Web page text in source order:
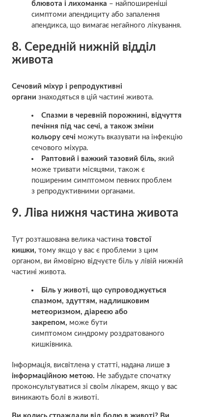
блювота і лихоманка – найпоширеніші
симптоми апендицитуабо запалення
апендикса, що вимагає негайного лікування.
8. Середній нижній відділ
живота
Сечовий міхур і репродуктивні
органи знаходяться в цій частині живота.
Спазми в черевній порожнині, відчуття
печіння під час сечі, а також зміни
кольору сечі можуть вказувати на інфекцію
сечового міхура.
Раптовий і важкий тазовий біль, який
може тривати місяцями, також є
поширеним симптомом певних проблем
з репродуктивними органами.
9. Ліва нижня частина живота
Тут розташована велика частина товстої
кишки, тому якщо у вас є проблеми з цим
органом, ви ймовірно відчуєте біль у лівій нижній
частині живота.
Біль у животі, що супроводжується
спазмом, здуттям, надлишковим
метеоризмом, діареєю або
закрепом, може бути
симптомом синдрому роздратованого
кишківника.
Інформація, висвітлена у статті, надана лише з
інформаційною метою. Не забудьте спочатку
проконсультуватися зі своїм лікарем, якщо у вас
виникають болі в животі.